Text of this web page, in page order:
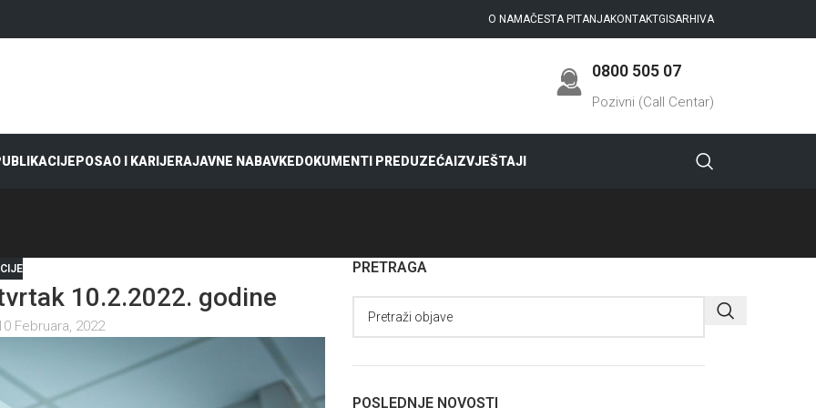
O NAMAČESTA PITANJAKONTAKTGISARHIVA
0800 505 07
Pozivni (Call Centar)
POSAO I KARIJERAJAVNE NABAVKEDOKUMENTI PREDUZEĆAIZVJEŠTAJI
10.2.2022. godine
Februara, 2022
PRETRAGA
POSLEDNJE NOVOSTI